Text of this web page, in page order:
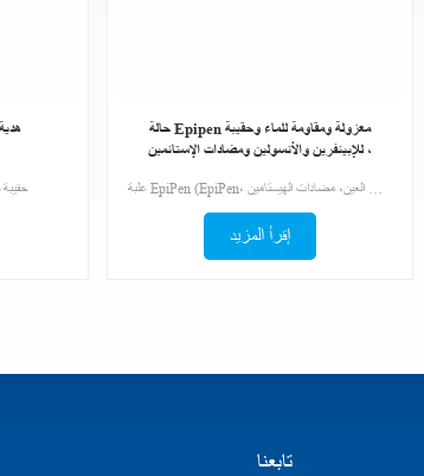
حالة Epipen معزولة ومقاومة للماء وحقيبة
للإبينفرين والأنسولين ومضادات الإستانمين ،
إقرأ المزيد
تابعنا